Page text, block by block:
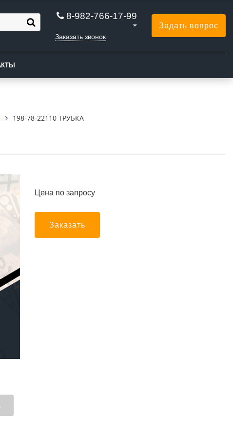
8-982-766-17-99
Заказать звонок
Задать вопрос
198-78-22110 ТРУБКА
Цена по запросу
Заказать